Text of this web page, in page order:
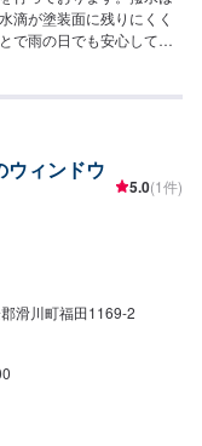
滴が塗装面に残りにくく
で雨の日でも安心して運
場です。国産車から輸入
いただきます。スタッ
のでお客様の大切なお車
満足していただけるよ
ウィンドウ
5.0(1件)
滑川町福田1169-2